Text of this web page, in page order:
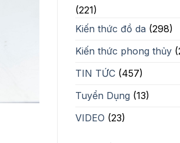
(221)
Kiến thức đồ da (298)
Kiến thức phong thủy
TIN TỨC (457)
Tuyển Dụng (13)
VIDEO (23)